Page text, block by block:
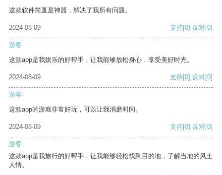
这款软件简直是神器，解决了我所有问题。
2024-08-09 支持[0] 反对[0]
游客
这款app是我娱乐的好帮手，让我能够放松身心，享受美好时光。
2024-08-09 支持[0] 反对[0]
游客
这款app的游戏非常好玩，可以让我消磨时间。
2024-08-09 支持[0] 反对[0]
游客
这款app是我旅行的好帮手，让我能够轻松找到目的地，了解当地的风土
人情。